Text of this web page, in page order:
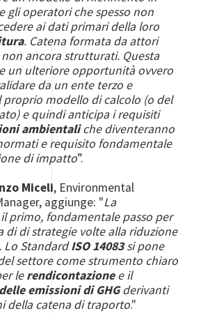
gli operatori che spesso non
ai dati primari della loro
. Catena formata da attori
ancora strutturati. Questa
un ulteriore opportunità ovvero
da un ente terzo e
modello di calcolo (o del
e quindi anticipa i requisiti
ambientaliche diventeranno
e requisito fondamentale
di impatto”.
Miceli, Environmental
aggiunge: "La
primo, fondamentale passo per
di di strategie volte alla riduzione
Lo StandardISO 14083si pone
settore come strumento chiaro
lerendicontazionee il
emissioni di GHGderivanti
della catena di traporto."